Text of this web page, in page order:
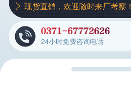
现货直销，欢迎随时来厂考察！
24小时免费咨询电话